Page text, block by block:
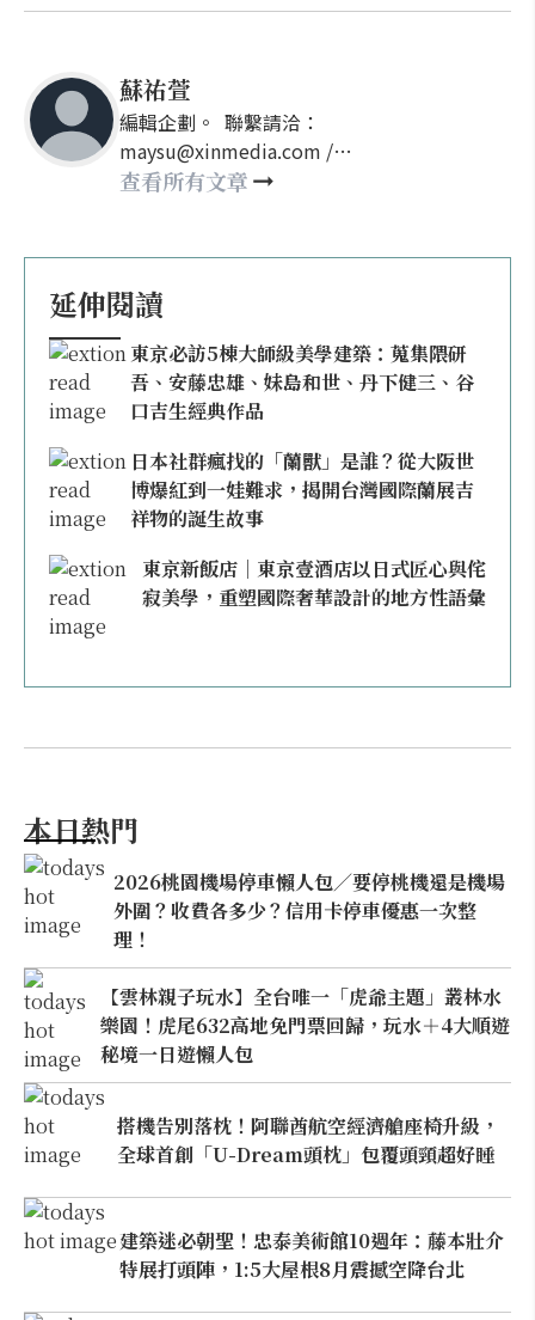
蘇祐萱
編輯企劃。 聯繫請洽：
maysu@xinmedia.com /
may860527@gmail.com
查看所有文章
延伸閱讀
東京必訪5棟大師級美學建築：蒐集隈研
吾、安藤忠雄、妹島和世、丹下健三、谷
口吉生經典作品
日本社群瘋找的「蘭獸」是誰？從大阪世
博爆紅到一娃難求，揭開台灣國際蘭展吉
祥物的誕生故事
東京新飯店｜東京壹酒店以日式匠心與侘
寂美學，重塑國際奢華設計的地方性語彙
本日熱門
2026桃園機場停車懶人包／要停桃機還是機場
外圍？收費各多少？信用卡停車優惠一次整
理！
【雲林親子玩水】全台唯一「虎爺主題」叢林水
樂園！虎尾632高地免門票回歸，玩水＋4大順遊
秘境一日遊懶人包
搭機告別落枕！阿聯酋航空經濟艙座椅升級，
全球首創「U-Dream頭枕」包覆頭頸超好睡
建築迷必朝聖！忠泰美術館10週年：藤本壯介
特展打頭陣，1:5大屋根8月震撼空降台北